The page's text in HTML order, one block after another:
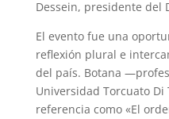
Dessein, presidente del
El evento fue una
reflexión plural e
del país. Botana
Universidad Torcuato
referencia como «El